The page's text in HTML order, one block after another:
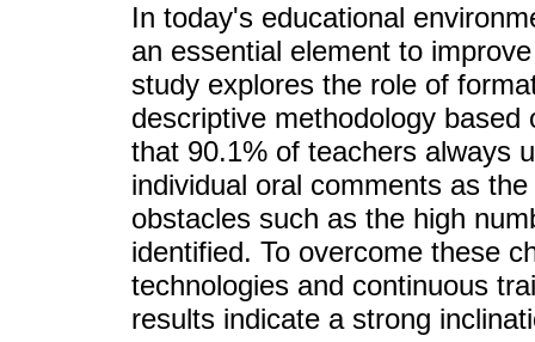
In today's educational
an essential element to
study explores the role of
descriptive methodology
that 90.1% of teachers always
individual oral comments as
obstacles such as the high
identified. To overcome these
technologies and continuous
results indicate a strong